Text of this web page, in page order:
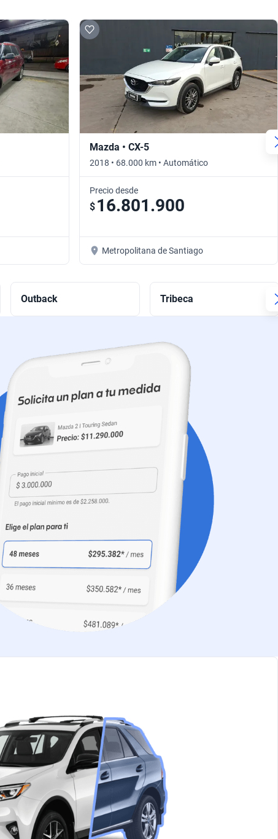
Mazda • CX-5
2018 • 68.000 km • Automático
Precio desde
$ 16.801.900
Metropolitana de Santiago
Outback Tribeca